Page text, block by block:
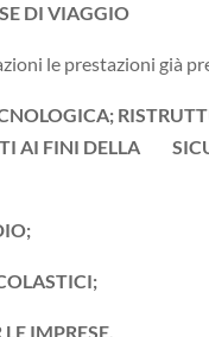
DI VIAGGIO
le prestazioni già
AI FINI DELLA
IMPRESE.